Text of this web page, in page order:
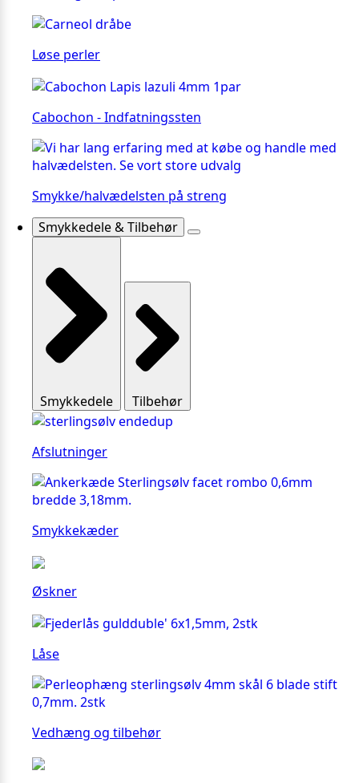
Løse perler
Cabochon - Indfatningssten
Smykke/halvædelsten på streng
Smykkedele & Tilbehør
Smykkedele Tilbehør
Afslutninger
Smykkekæder
Øskner
Låse
Vedhæng og tilbehør